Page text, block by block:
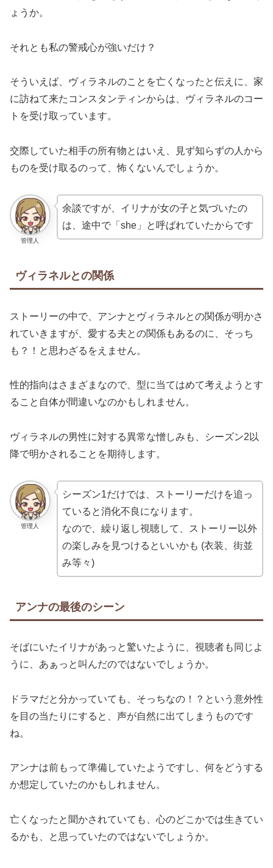
ょうか。
それとも私の警戒心が強いだけ？
そういえば、ヴィラネルのことを亡くなったと伝えに、家
に訪ねて来たコンスタンティンからは、ヴィラネルのコー
トを受け取っています。
交際していた相手の所有物とはいえ、見ず知らずの人から
ものを受け取るのって、怖くないんでしょうか。
管理人
余談ですが、イリナが女の子と気づいたの
は、途中で「she」と呼ばれていたからです
ヴィラネルとの関係
ストーリーの中で、アンナとヴィラネルとの関係が明かさ
れていきますが、愛する夫との関係もあるのに、そっち
も？！と思わざるをえません。
性的指向はさまざまなので、型に当てはめて考えようとす
ること自体が間違いなのかもしれません。
ヴィラネルの男性に対する異常な憎しみも、シーズン2以
降で明かされることを期待します。
管理人
シーズン1だけでは、ストーリーだけを追っ
ていると消化不良になります。
なので、繰り返し視聴して、ストーリー以外
の楽しみを見つけるといいかも (衣装、街並
み等々)
アンナの最後のシーン
そばにいたイリナがあっと驚いたように、視聴者も同じよ
うに、あぁっと叫んだのではないでしょうか。
ドラマだと分かっていても、そっちなの！？という意外性
を目の当たりにすると、声が自然に出てしまうものです
ね。
アンナは前もって準備していたようですし、何をどうする
か想定していたのかもしれません。
亡くなったと聞かされていても、心のどこかでは生きてい
るかも、と思っていたのではないでしょうか。